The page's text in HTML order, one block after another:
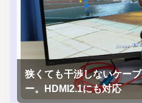
狭くても干渉しないケー
ー。HDMI2.1にも対応